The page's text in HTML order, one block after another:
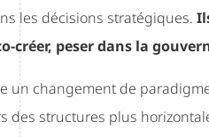
les décisions stratégiques.
créer, peser dans la
un changement de
des structures plus